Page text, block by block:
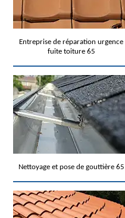
Entreprise de réparation urgence
fuite toiture 65
Nettoyage et pose de gouttière 65